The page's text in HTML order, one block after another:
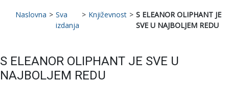
Naslovna > Sva
izdanja
> Književnost > S ELEANOR OLIPHANT JE
SVE U NAJBOLJEM REDU
S ELEANOR OLIPHANT JE SVE U
NAJBOLJEM REDU